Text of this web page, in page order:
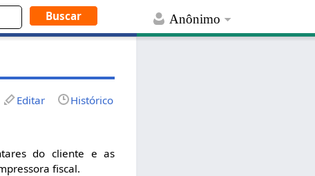
Anônimo
Editar Histórico
do cliente e as
fiscal.